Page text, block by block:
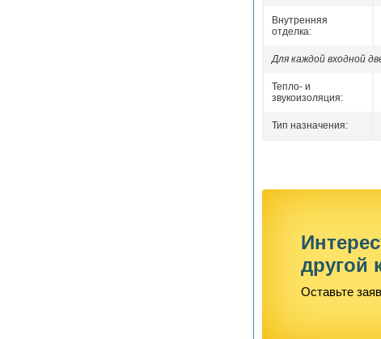
Внутренняя
отделка:
Для каждой входной
Тепло- и
звукоизоляция:
Тип назначения:
другой
Оставьте